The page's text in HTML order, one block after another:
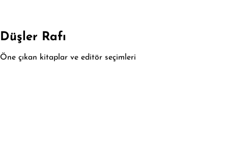
Düşler Rafı
Öne çıkan kitaplar ve editör seçimleri